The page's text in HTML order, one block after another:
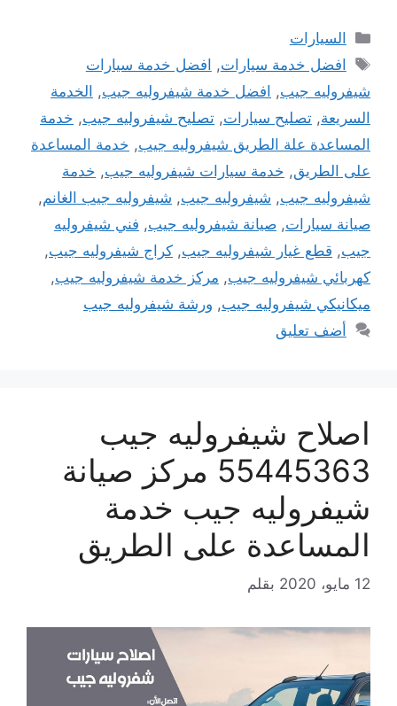
التصنيفات
السيارات
الوسوم
افضل خدمة سيارات, افضل خدمة سيارات
شيفروليه جيب, افضل خدمة شيفروليه جيب, الخدمة
السريعة, تصليح سيارات, تصليح شيفروليه جيب, خدمة
المساعدة علة الطريق شيفروليه جيب, خدمة المساعدة
على الطريق, خدمة سيارات شيفروليه جيب, خدمة
شيفروليه جيب, شيفروليه جيب, شيفروليه جيب الغانم,
صيانة سيارات, صيانة شيفروليه جيب, فني شيفروليه
جيب, قطع غيار شيفروليه جيب, كراج شيفروليه جيب,
كهربائي شيفروليه جيب, مركز خدمة شيفروليه جيب,
ميكانيكي شيفروليه جيب, ورشة شيفروليه جيب
أضف تعليق
اصلاح شيفروليه جيب
55445363 مركز صيانة
شيفروليه جيب خدمة
المساعدة على الطريق
12 مايو، 2020 بقلم